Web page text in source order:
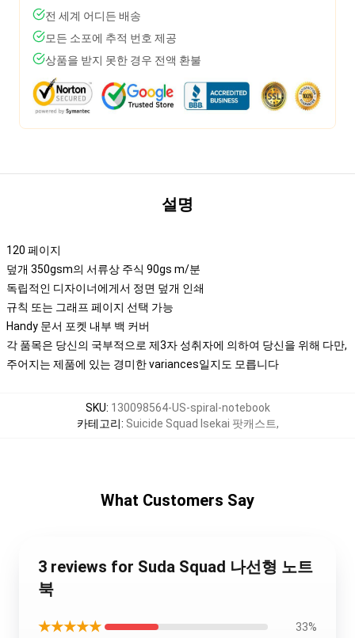
전 세계 어디든 배송
모든 소포에 추적 번호 제공
상품을 받지 못한 경우 전액 환불
설명
120 페이지
덮개 350gsm의 서류상 주식 90gs m/분
독립적인 디자이너에게서 정면 덮개 인쇄
규칙 또는 그래프 페이지 선택 가능
Handy 문서 포켓 내부 백 커버
각 품목은 당신의 국부적으로 제3자 성취자에 의하여 당신을 위해 다만,
주어지는 제품에 있는 경미한 variances일지도 모릅니다
SKU: 130098564-US-spiral-notebook
카테고리: Suicide Squad Isekai 팟캐스트,
What Customers Say
3 reviews for Suda Squad 나선형 노트
북
★★★★★ 33%